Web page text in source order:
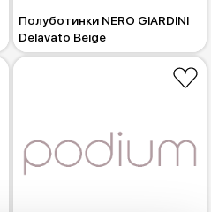
Полуботинки NERO GIARDINI
Delavato Beige